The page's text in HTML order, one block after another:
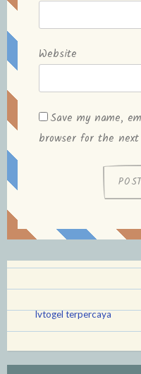
Website
Save my name,
browser for the
lvtogel terpercaya